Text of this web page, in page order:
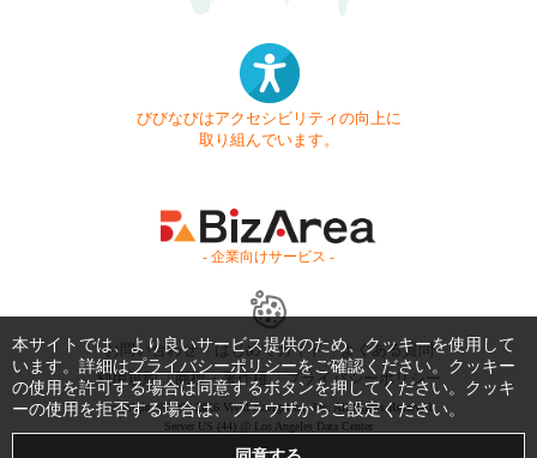
びびなびはアクセシビリティの向上に
取り組んでいます。
- 企業向けサービス -
お問い合わせ はじめてガイド
よくある質問
利用規約
商標・著作権 プライバシーポリシー
Copyright © 1999-2026 Vivid Navigation, Inc. All Rights Reserved.
Server US (44) @ Los Angeles Data Center
本サイトでは、より良いサービス提供のため、クッキーを使用して
います。詳細はプライバシーポリシーをご確認ください。クッキー
の使用を許可する場合は同意するボタンを押してください。クッキ
ーの使用を拒否する場合は、ブラウザからご設定ください。